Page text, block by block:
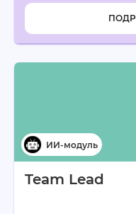
Team Lead